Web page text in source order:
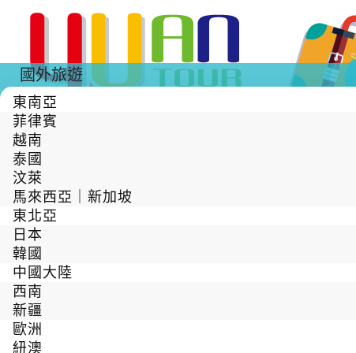
國外旅遊
東南亞
菲律賓
越南
泰國
汶萊
馬來西亞｜新加坡
東北亞
日本
韓國
中國大陸
西南
新疆
歐洲
紐澳